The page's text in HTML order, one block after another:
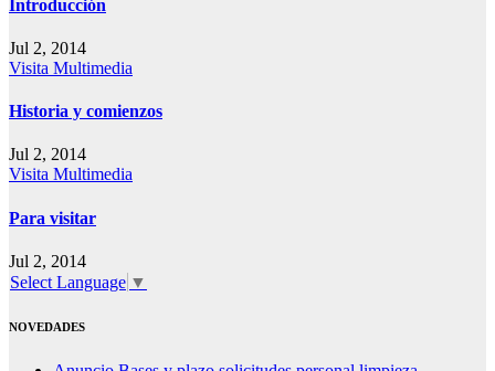
Introducción
Jul 2, 2014
Visita Multimedia
Historia y comienzos
Jul 2, 2014
Visita Multimedia
Para visitar
Jul 2, 2014
Select Language ▼
NOVEDADES